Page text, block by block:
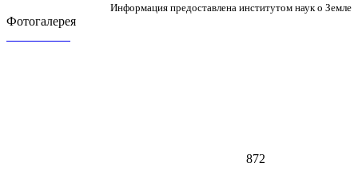
Информация предоставлена институтом наук о Земле
Фотогалерея
872